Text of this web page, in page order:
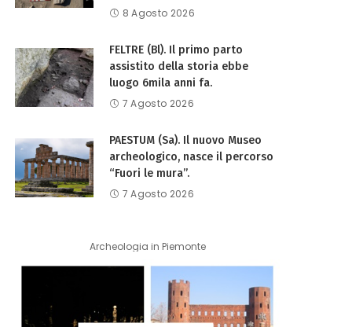
8 Agosto 2026
FELTRE (Bl). Il primo parto
assistito della storia ebbe
luogo 6mila anni fa.
7 Agosto 2026
PAESTUM (Sa). Il nuovo Museo
archeologico, nasce il percorso
“Fuori le mura”.
7 Agosto 2026
Archeologia in Piemonte